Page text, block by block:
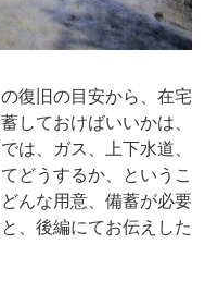
復旧の目安から、在宅
しておけばいいかは、
は、ガス、上下水道、
どうするか、というこ
んな用意、備蓄が必要
、後編にてお伝えした